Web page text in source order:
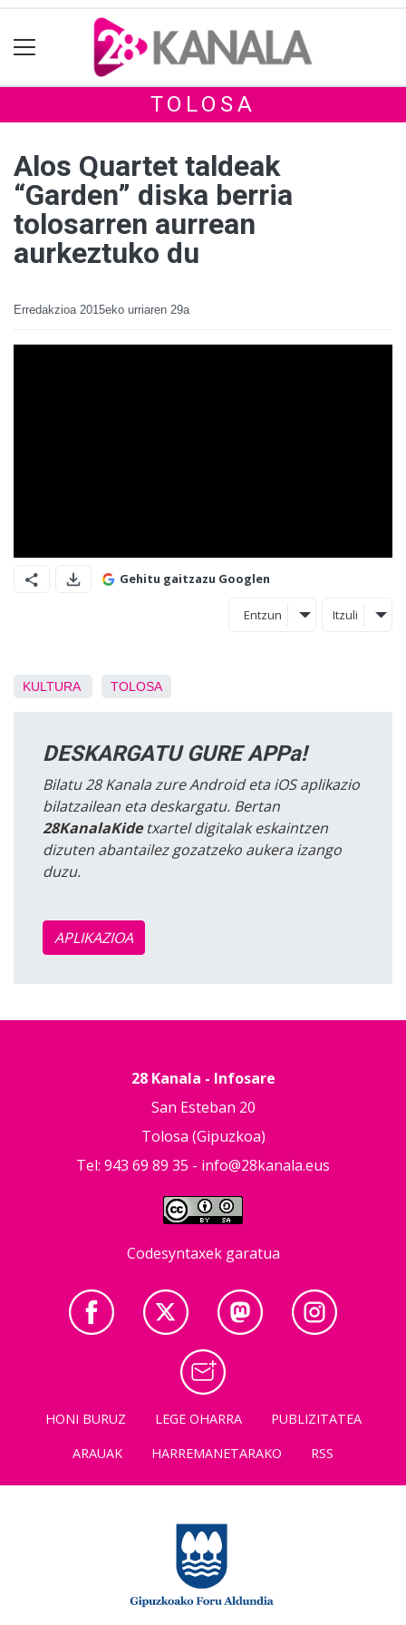
TOLOSA
Alos Quartet taldeak
“Garden” diska berria
tolosarren aurrean
aurkeztuko du
Erredakzioa 2015eko urriaren 29a
Gehitu gaitzazu Googlen
Entzun Itzuli
KULTURA TOLOSA
DESKARGATU GURE APPa!
Bilatu 28 Kanala zure Android eta iOS aplikazio
bilatzailean eta deskargatu. Bertan
28KanalaKidetxartel digitalak eskaintzen
dizuten abantailez gozatzeko aukera izango
duzu.
APLIKAZIOA
28 Kanala - Infosare
San Esteban 20
Tolosa (Gipuzkoa)
Tel: 943 69 89 35 - info@28kanala.eus
Codesyntaxek garatua
HONI BURUZ LEGE OHARRA
PUBLIZITATEA
ARAUAK
HARREMANETARAKO RSS